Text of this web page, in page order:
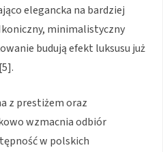
elegancka na bardziej
minimalistyczny
budują efekt luksusu już
z prestiżem oraz
wzmacnia odbiór
w polskich